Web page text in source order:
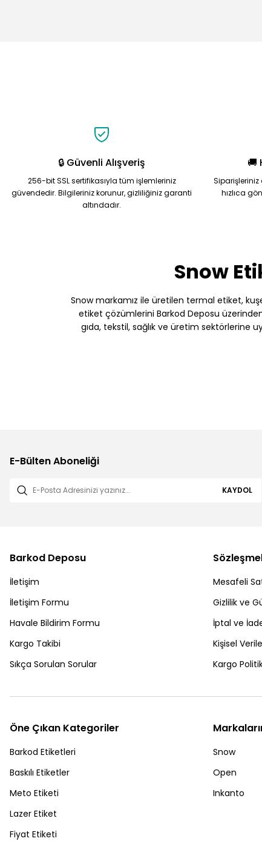
Bu ürüne benzer farklı alternatifler olmalı.
🔒 Güvenli Alışveriş
256-bit SSL sertifikasıyla tüm işlemleriniz
güvendedir. Bilgileriniz korunur, gizliliğiniz garanti
altındadır.
🚚
Siparişleriniz
hızlıca
Snow
Snow markamız ile üretilen termal etiket,
etiket çözümlerini Barkod Deposu
gıda, tekstil, sağlık ve üretim sektörlerine
E-Bülten Aboneliği
KAYDOL
Barkod Deposu
İletişim
İletişim Formu
Havale Bildirim Formu
Kargo Takibi
Sıkça Sorulan Sorular
Mesafeli
Gizlilik ve
İptal ve
Kişisel
Kargo
Öne Çıkan Kategoriler
Barkod Etiketleri
Baskılı Etiketler
Meto Etiketi
Lazer Etiket
Fiyat Etiketi
Snow
Open
Inkanto